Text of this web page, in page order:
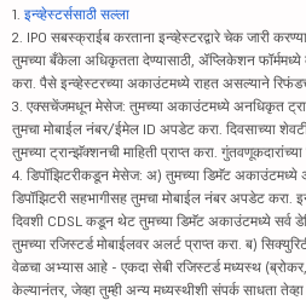
1. इन्व्हेस्टर्ससाठी सल्ला
2. IPO सबस्क्राईब करताना इन्व्हेस्टरद्वारे चेक जारी
तुमच्या बँकेला अधिकृतता देण्यासाठी, ॲप्लिकेशन
करा. पैसे इन्व्हेस्टरच्या अकाउंटमध्ये राहत असल्याने
3. एक्सचेंजमधून मेसेज: तुमच्या अकाउंटमध्ये अनधिकृत
तुमचा मोबाईल नंबर/ईमेल ID अपडेट करा. दिवसाच्या
तुमच्या ट्रान्झॅक्शनची माहिती प्राप्त करा.
4. डिपॉझिटरीकडून मेसेज: अ) तुमच्या डिमॅट अकाउंटमध्ये
डिपॉझिटरी सहभागीसह तुमचा मोबाईल नंबर अपडेट करा.
दिवशी CDSL कडून थेट तुमच्या डिमॅट अकाउंटमध्ये सर्व
तुमच्या रजिस्टर्ड मोबाईलवर अलर्ट प्राप्त करा. ब)
वेळचा अभ्यास आहे - एकदा सेबी रजिस्टर्ड मध्यस्थ
केल्यानंतर, जेव्हा तुम्ही अन्य मध्यस्थीशी संपर्क साधता